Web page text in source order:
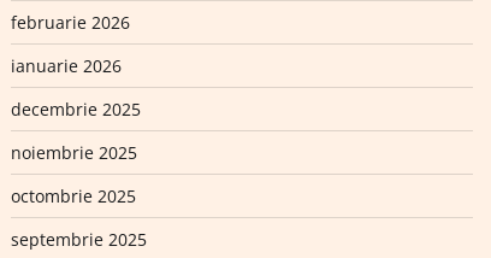
februarie 2026
ianuarie 2026
decembrie 2025
noiembrie 2025
octombrie 2025
septembrie 2025